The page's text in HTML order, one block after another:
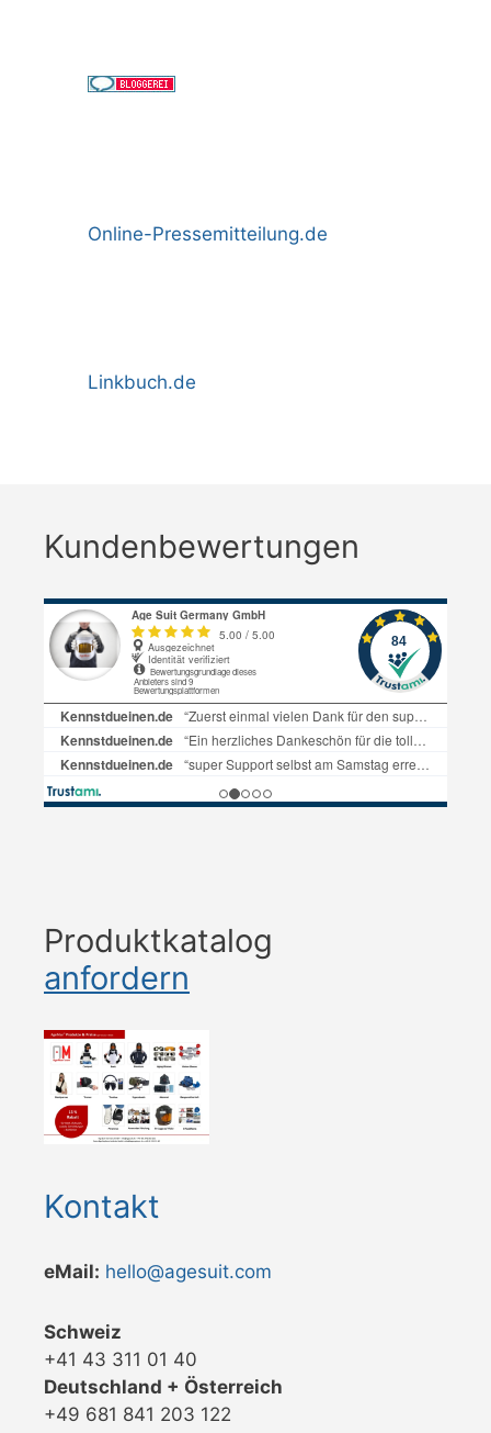
Online-Pressemitteilung.de
Linkbuch.de
Kundenbewertungen
Produktkatalog
anfordern
Kontakt
eMail: hello@agesuit.com
Schweiz
+41 43 311 01 40
Deutschland + Österreich
+49 681 841 203 122